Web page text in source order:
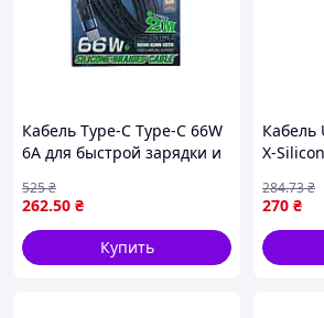
Кабель Type-C Type-C 66W
6A для быстрой зарядки и
2м ТМ GERLAX
262.50 ₴
525₴
Купить
Кабель
X-
270 ₴
284.73₴